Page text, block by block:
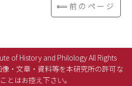
⟸前のページ
of History and Philology All Rights
・文章・資料等を本研究所の許可な
とはお控え下さい。